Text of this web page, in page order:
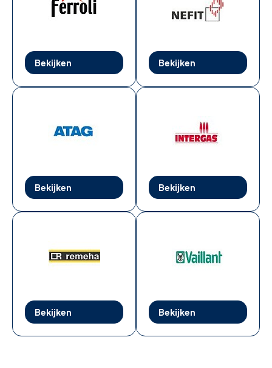
Bekijken Bekijken
Bekijken Bekijken
Bekijken Bekijken